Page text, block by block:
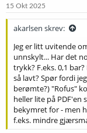
e
15 Okt 2025
akarlsen skrev:
Jeg er litt uvitende
unnskylt... Har det
trykk? F.eks. 0,1
så lavt? Spør fordi
berømte?) "Rofus"
heller lite på PDF'en
bekymret for - men
f.eks. mindre